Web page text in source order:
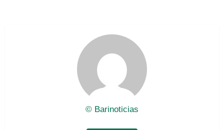
© Barinoticias